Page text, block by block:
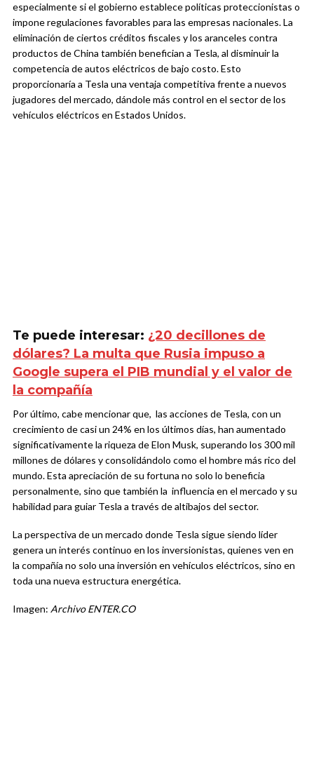
especialmente si el gobierno establece políticas proteccionistas o
impone regulaciones favorables para las empresas nacionales. La
eliminación de ciertos créditos fiscales y los aranceles contra
productos de China también benefician a Tesla, al disminuir la
competencia de autos eléctricos de bajo costo. Esto
proporcionaría a Tesla una ventaja competitiva frente a nuevos
jugadores del mercado, dándole más control en el sector de los
vehículos eléctricos en Estados Unidos.
Te puede interesar: ¿20 decillones de
dólares? La multa que Rusia impuso a
Google supera el PIB mundial y el valor de
la compañía
Por último, cabe mencionar que, las acciones de Tesla, con un
crecimiento de casi un 24% en los últimos días, han aumentado
significativamente la riqueza de Elon Musk, superando los 300 mil
millones de dólares y consolidándolo como el hombre más rico del
mundo. Esta apreciación de su fortuna no solo lo beneficia
personalmente, sino que también la influencia en el mercado y su
habilidad para guiar Tesla a través de altibajos del sector.
La perspectiva de un mercado donde Tesla sigue siendo líder
genera un interés continuo en los inversionistas, quienes ven en
la compañía no solo una inversión en vehículos eléctricos, sino en
toda una nueva estructura energética.
Imagen: Archivo ENTER.CO